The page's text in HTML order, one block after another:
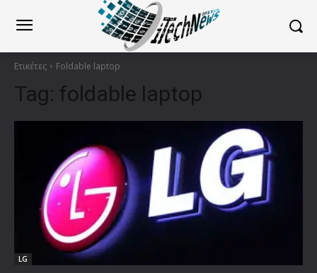
Ετικέτες Foldable laptop
Tag: foldable laptop
LG